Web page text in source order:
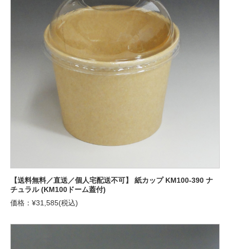
【送料無料／直送／個人宅配送不可】 紙カップ KM100-390 ナ
チュラル (KM100ドーム蓋付)
価格：¥31,585(税込)